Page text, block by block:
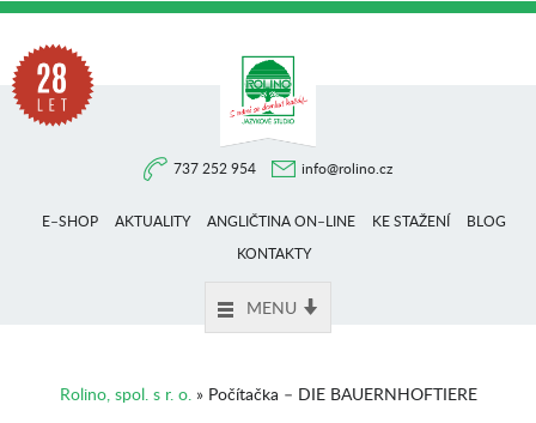
737 252 954 info@rolino.cz
E–SHOP AKTUALITY ANGLIČTINA ON–LINE KE STAŽENÍ
BLOG
KONTAKTY
MENU
Rolino, spol. s r. o.» Počítačka – DIE BAUERNHOFTIERE